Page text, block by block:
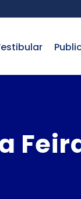
vestibular